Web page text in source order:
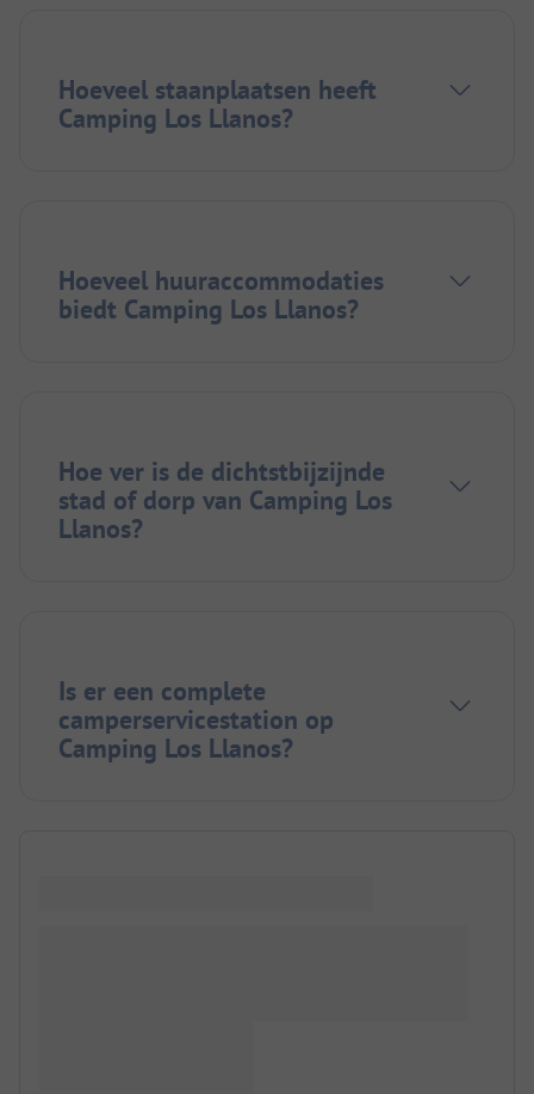
Hoeveel staanplaatsen heeft
Camping Los Llanos?
Hoeveel huuraccommodaties
biedt Camping Los Llanos?
Hoe ver is de dichtstbijzijnde
stad of dorp van Camping Los
Llanos?
Is er een complete
camperservicestation op
Camping Los Llanos?